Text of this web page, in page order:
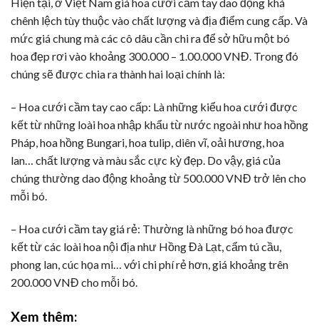
Hiện tại, ở Việt Nam giá hoa cưới cầm tay dao động khá
chênh lệch tùy thuộc vào chất lượng và địa điểm cung cấp. Và
mức giá chung mà các cô dâu cần chi ra để sở hữu một bó
hoa đẹp rơi vào khoảng 300.000 – 1.00.000 VNĐ. Trong đó
chúng sẽ được chia ra thành hai loại chính là:
– Hoa cưới cầm tay cao cấp: Là những kiểu hoa cưới được
kết từ những loài hoa nhập khẩu từ nước ngoài như hoa hồng
Pháp, hoa hồng Bungari, hoa tulip, diên vĩ, oải hương, hoa
lan… chất lượng và màu sắc cực kỳ đẹp. Do vậy, giá của
chúng thường dao động khoảng từ 500.000 VNĐ trở lên cho
mỗi bó.
– Hoa cưới cầm tay giá rẻ: Thường là những bó hoa được
kết từ các loài hoa nội địa như Hồng Đà Lạt, cẩm tú cầu,
phong lan, cúc họa mi… với chi phí rẻ hơn, giá khoảng trên
200.000 VNĐ cho mỗi bó.
Xem thêm: